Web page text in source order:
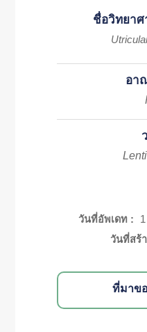
ชื่อวิทยาศ
อา
วันที่อัพเดท :
วันที่สร้
ที่มาข